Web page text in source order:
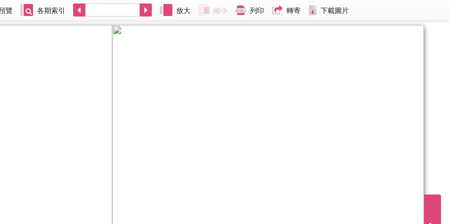
覽 各期索引 放大 縮小 列印 轉寄 下載圖片